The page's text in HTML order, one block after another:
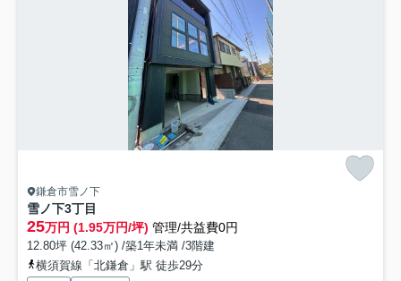
鎌倉市雪ノ下
雪ノ下3丁目
25万円 (1.95万円/坪) 管理/共益費0円
12.80坪 (42.33㎡) /築1年未満 /3階建
横須賀線「北鎌倉」駅 徒歩29分